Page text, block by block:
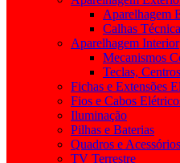
Aparelhagem
Calhas
Aparelhagem Interior
Mecanismos
Teclas,
Fichas e Extensões
Fios e Cabos
Iluminação
Pilhas e Baterias
Quadros e Acessórios
TV Terrestre